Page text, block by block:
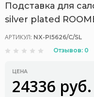
Подставка для
silver plated
АРТИКУЛ: NX-PI5626/C/SL
Отзывов: 0
ЦЕНА
24336 руб.